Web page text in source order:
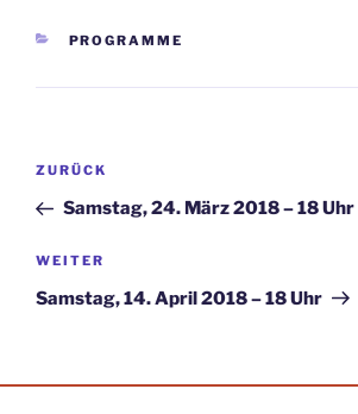
KATEGORIEN
PROGRAMME
Beitragsnavigation
Vorheriger
Beitrag
ZURÜCK
Samstag, 24. März 2018 – 18 Uhr
Nächster
Beitrag
WEITER
Samstag, 14. April 2018 – 18 Uhr